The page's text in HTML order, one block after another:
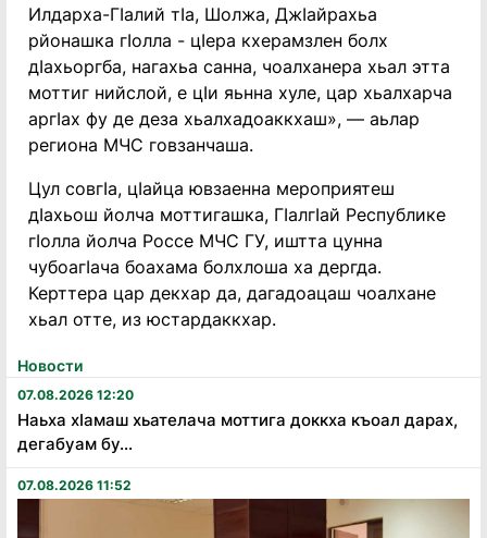
Новости
07.08.2026 12:20
Наьха хӏамаш хьателача моттига доккха къоал дарах,
дегабуам бу...
07.08.2026 11:52
Илдарха-ГIалий тIа, Шолжа, ДжIайрахьа
рйонашка гIолла - цIера кхерамзлен болх
дIахьоргба, нагахьа санна, чоалханера хьал этта
моттиг нийслой, е цIи яьнна хуле, цар хьалхарча
аргIах фу де деза хьалхадоаккхаш», — аьлар
региона МЧС говзанчаша.
Цул совгIа, цIайца ювзаенна мероприятеш
дIахьош йолча моттигашка, ГIалгIай Республике
гIолла йолча Россе МЧС ГУ, иштта цунна
чубоагIача боахама болхлоша ха дергда.
Керттера цар декхар да, дагадоацаш чоалхане
хьал отте, из юстардаккхар.